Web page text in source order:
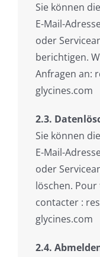
Sie können
E-Mail-
oder
berichtigen.
Anfragen an:
glycines.com
2.3.
Sie können
E-Mail-
oder
löschen.
contacter :
glycines.com
2.4.